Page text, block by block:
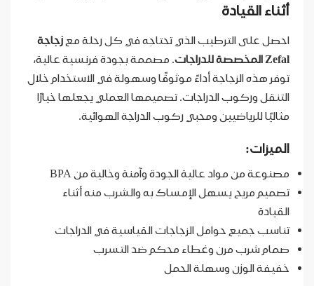
أثناء القيادة
احصل على الترطيب الذي تحتاجه في كل رحلة مع زجاجة
Zefal المخصصة للدراجات
. مصممة بجودة فرنسية عالية،
توفر هذه الزجاجة أداءً موثوقًا وسهولة في الاستخدام خلال
التنقل وركوب الدراجات. تصميمها العملي يجعلها خيارًا
مثاليًا للرياضيين ومحبي ركوب الدراجة الهوائية.
الميزات:
مصنوعة من مواد عالية الجودة وآمنة وخالية من BPA
تصميم مريح يسهل الإمساك به والشرب منه أثناء
القيادة
تناسب جميع حوامل الزجاجات القياسية في الدراجات
صمام شرب مرن وغطاء محكم ضد التسرب
خفيفة الوزن وسهلة الحمل